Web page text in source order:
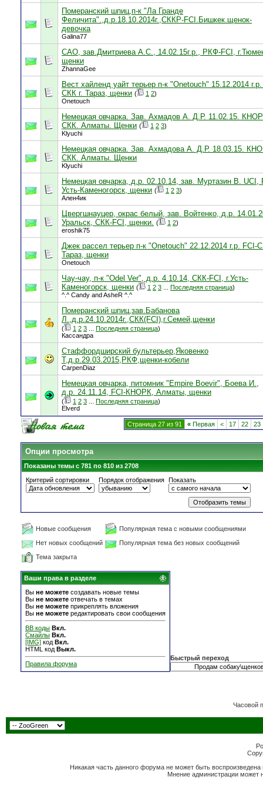
Померанский шпиц,п-к "Ла Гранде
Феличита".,д.р.18.10.2014г.,СККР-FCI.Бишкек.щенок-
девочка
Galina77
САО, зав.Дмитриева А.С., 14.02.15г.р., РКФ-FCI,
щенки
ZhannaGee
Вест хайленд уайт терьер п-к "Onetouch" 15.12.2014
СКК г. Тараз, щенки ( 1 2)
Onetouch
Немецкая овчарка. Зав. Ахмадов А. Д.Р. 11.02.15.
СКК. Алматы. Щенки ( 1 2 3)
Klyuchi
Немецкая овчарка. Зав. Ахмадова А. Д.Р. 18.03.15.
СКК. Алматы. Щенки
Klyuchi
Немецкая овчарка, д.р. 02.10.14, зав. Муртазин В. UCI,
Усть-Каменогорск, щенки ( 1 2 3)
Ален4ик
Цвергшнауцер, окрас белый, зав. Войтенко, д.р.
Уральск, СКК-FCI, щенки. ( 1 2)
eroshik75
Джек рассел терьер п-к "Onetouch" 22.12.2014 г.р. FCI-
Тараз, щенки
Onetouch
Чау-чау, п-к "Odel Ver", д.р. 4.10.14, СКК-FCI, г.Усть-
Каменогорск, щенки ( 1 2 3 Последняя страница)
^.^ Candy and AsheR ^.^
Померанский шпиц,зав.Бабанова
Л.,д.р.24.10.2014г.,СКК(FCI),г.Семей,щенки
( 1 2 3 Последняя страница)
Кассандра
Стаффордширский бультерьер,Яковенко
Т,д.р.29.03.2015,РКФ,щенки-кобели
CarpenDiaz
Немецкая овчарка, питомник "Empire Boevir", Боева И.,
д.р. 24.11.14, FCI-КНОРК, Алматы, щенки
( 1 2 3 Последняя страница)
Elverd
Страница 27 из 91 « Первая < 17 22 23
Опции просмотра
Показаны темы с 781 по 810 из 2708
Критерий сортировки
Порядок отображения Показать
Новые сообщения
Популярная тема с новыми сообщениями
Нет новых сообщений
Популярная тема без новых сообщений
Тема закрыта
Ваши права в разделе
Вы не можете создавать новые темы
Вы не можете отвечать в темах
Вы не можете прикреплять вложения
Вы не можете редактировать свои сообщения
BB коды Вкл.
Смайлы Вкл.
[IMG] код Вкл.
HTML код Выкл.
Правила форума
Быстрый переход
Часовой
Никакая часть данного форума не может быть
Мнение администрации может